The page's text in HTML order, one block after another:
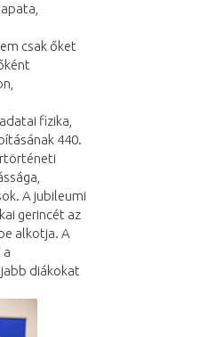
csak őket
fizika,
440.
A jubileumi
gerincét az
alkotja. A
a
diákokat